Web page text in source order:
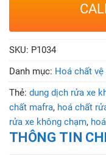
SKU: P1034
Danh mục: Hoá chất
Thẻ: dung dịch rửa xe
chất mafra, hoá chất
rửa xe không chạm,
THÔNG TIN